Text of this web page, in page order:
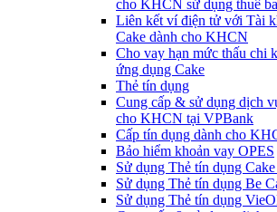
cho KHCN sử dụng thuê
Liên kết ví điện tử với Tài
Cake dành cho KHCN
Cho vay hạn mức thấu chi
ứng dụng Cake
Thẻ tín dụng
Cung cấp & sử dụng dịch
cho KHCN tại VPBank
Cấp tín dụng dành cho
Bảo hiểm khoản vay OPES
Sử dụng Thẻ tín dụng
Sử dụng Thẻ tín dụng Be
Sử dụng Thẻ tín dụng